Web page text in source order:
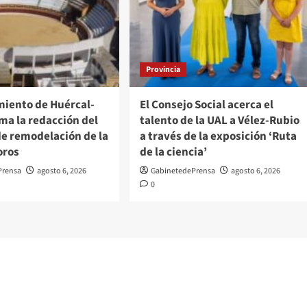
de Huércal-
la redacción del
remodelación de la
agosto 6, 2026
Provincia
El Consejo Social acerca el
talento de la UAL a Vélez-Rubio
a través de la exposición ‘Ruta
de la ciencia’
GabinetedePrensa
agosto 6, 2026
0